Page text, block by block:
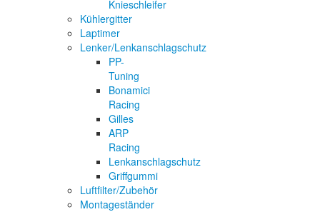
Knieschleifer
Kühlergitter
Laptimer
Lenker/Lenkanschlagschutz
PP-
Tuning
Bonamici
Racing
Gilles
ARP
Racing
Lenkanschlagschutz
Griffgummi
Luftfilter/Zubehör
Montageständer